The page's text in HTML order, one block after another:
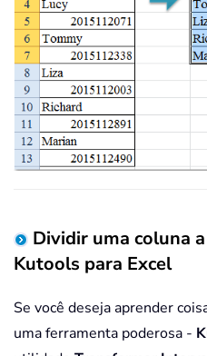
Dividir uma coluna
Kutools para Excel
Se você deseja aprender
uma ferramenta poderosa -